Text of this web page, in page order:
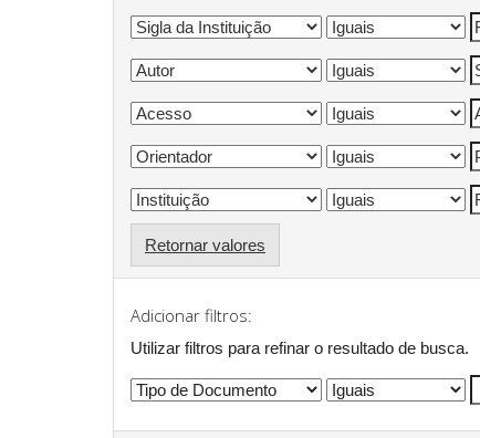
Retornar valores
Adicionar filtros:
Utilizar filtros para refinar o resultado de busca.